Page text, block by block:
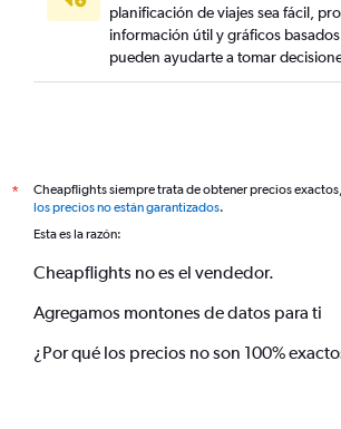
planificación de viajes sea fácil,
información útil y gráficos
pueden ayudarte a tomar
*
Cheapflights siempre trata de obtener precios
los precios no están garantizados.
Esta es la razón:
Cheapflights no es el vendedor.
Agregamos montones de datos para ti
¿Por qué los precios no son 100%